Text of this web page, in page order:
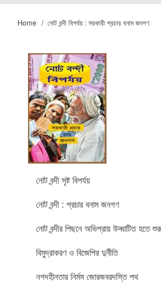
Breadcrumb
Home নোট বন্দী বিপর্যয় : সরকারী প্রচার বনাম জনগণ
নোট বন্দী সৃষ্ট বিপর্যয়
নোট বন্দী : প্রচার বনাম জনগণ
নোট বন্দীর পিছনে অভিপ্রায় উদ্ঘাটিত হতে
বিমুদ্রাকরণ ও বিজেপির দুর্নীতি
নগদহীনতার নির্মম জোরজবরদস্তি পথ